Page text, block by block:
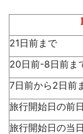
21日前まで
20日前-8日前ま
7日前から2日前
旅行開始日の前日
旅行開始日の当